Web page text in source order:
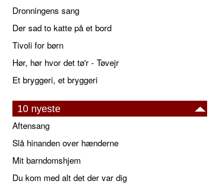
Dronningens sang
Der sad to katte på et bord
Tivoli for børn
Hør, hør hvor det tø'r - Tøvejr
Et bryggeri, et bryggeri
10 nyeste
Aftensang
Slå hinanden over hænderne
Mit barndomshjem
Du kom med alt det der var dig